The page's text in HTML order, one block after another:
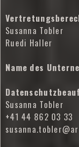
Susanna Tobler
Ruedi Haller
Name des
Susanna Tobler
+41 44 862 03 33